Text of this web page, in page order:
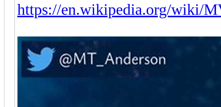
https://en.wikipedia.org/wiki/